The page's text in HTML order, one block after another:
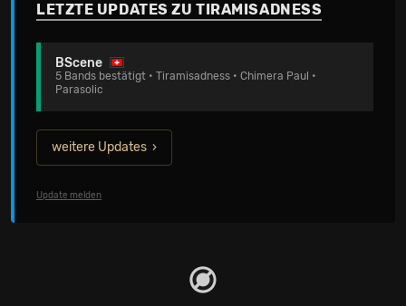
LETZTE UPDATES ZU TIRAMISADNESS
BScene
5 Bands bestätigt • Tiramisadness • Chimera Paul •
Parasolic
weitere Updates
Update melden